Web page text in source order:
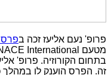
פרופ' נעם אליעז זכה בפרס
בתחום הקורוזיה. פרופ'